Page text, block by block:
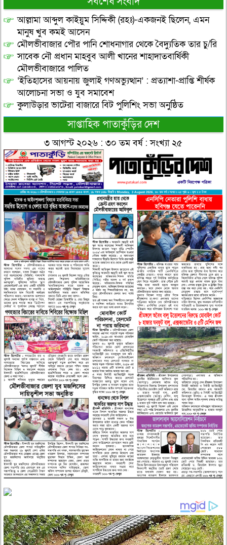
আল্লামা আব্দুল কাইয়ুম সিদ্দিকী (রহঃ)-একজনই ছিলেন, এমন
মানুষ খুব কমই আসেন
মৌলভীবাজার পৌর পানি শোধনাগার থেকে বৈদ্যুতিক তার চু/রি
সাবেক নৌ প্রধান মাহবুব আলী খানের শাহাদাতবার্ষিকী
মৌলভীবাজারে পালিত
‘ইতিহাসের আয়নায় জুলাই গণঅভ্যুত্থান’ : প্রত্যাশা-প্রাপ্তি শীর্ষক
আলোচনা সভা ও যুব সমাবেশ
কুলাউড়ার ভাটেরা বাজারে বিট পুলিশিং সভা অনুষ্ঠিত
সাপ্তাহিক পাতাকুঁড়ির দেশ
৩ আগস্ট ২০২৬ : ৩০ তম বর্ষ : সংখ্যা ২৫